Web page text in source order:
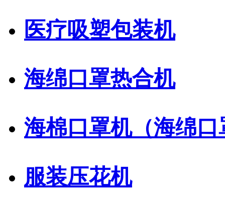
医疗吸塑包装机
海绵口罩热合机
海棉口罩机（海绵口
服装压花机